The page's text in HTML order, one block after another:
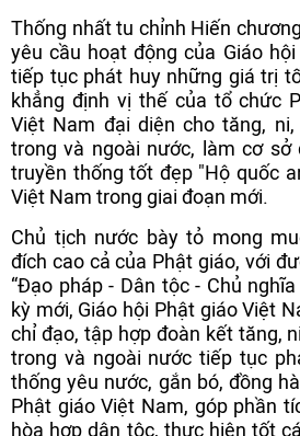
Thống nhất tu chỉnh Hiến
yêu cầu hoạt động của Giáo
tiếp tục phát huy những giá trị
khẳng định vị thế của tổ chức
Việt Nam đại diện cho tăng,
trong và ngoài nước, làm cơ
truyền thống tốt đẹp "Hộ quốc
Việt Nam trong giai đoạn mới.
Chủ tịch nước bày tỏ mong
đích cao cả của Phật giáo, với
“Đạo pháp - Dân tộc - Chủ
kỳ mới, Giáo hội Phật giáo Việt
chỉ đạo, tập hợp đoàn kết tăng,
trong và ngoài nước tiếp tục
thống yêu nước, gắn bó, đồng
Phật giáo Việt Nam, góp phần
hòa hợp dân tộc, thực hiện tốt